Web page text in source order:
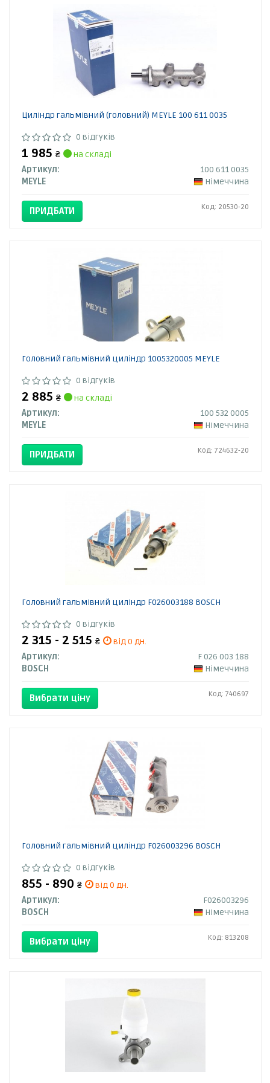
Циліндр гальмівний (головний) MEYLE 100 611 0035
0 відгуків
1 985 ₴
на складі
Артикул:
100 611 0035
MEYLE
Німеччина
ПРИДБАТИ Код: 20530-20
Головний гальмівний циліндр 1005320005 MEYLE
0 відгуків
2 885 ₴
на складі
Артикул:
100 532 0005
MEYLE
Німеччина
ПРИДБАТИ Код: 724632-20
Головний гальмівний циліндр F026003188 BOSCH
0 відгуків
2 315 - 2 515 ₴
від 0 дн.
Артикул:
F 026 003 188
BOSCH
Німеччина
Вибрати ціну Код: 740697
Головний гальмівний циліндр F026003296 BOSCH
0 відгуків
855 - 890 ₴
від 0 дн.
Артикул:
F026003296
BOSCH
Німеччина
Вибрати ціну Код: 813208